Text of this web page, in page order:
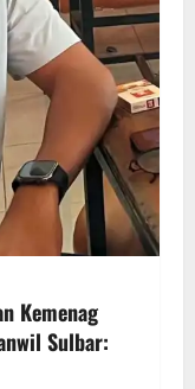
Kemenag
Sulbar: